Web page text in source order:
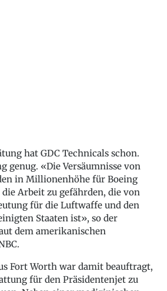
hat GDC Technicals schon.
genug. «Die Versäumnisse von
in Millionenhöhe für Boeing
Arbeit zu gefährden, die von
für die Luftwaffe und den
Staaten ist», so der
dem amerikanischen
Fort Worth war damit beauftragt,
für den Präsidentenjet zu